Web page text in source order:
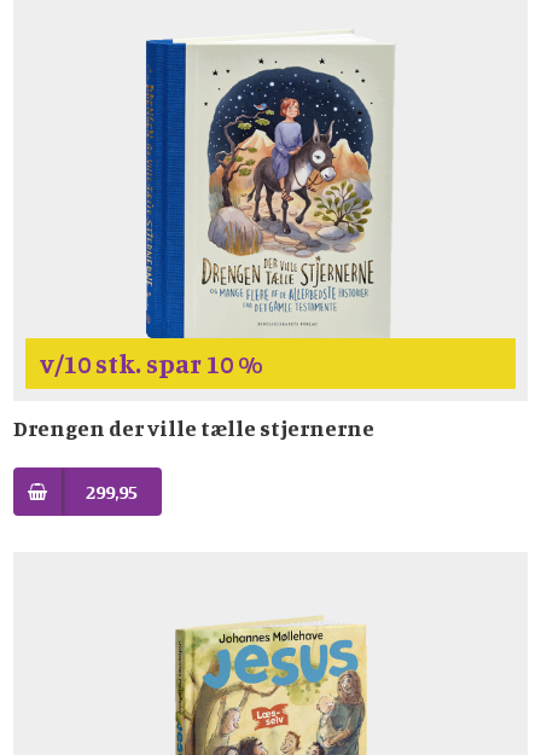
v/10 stk. spar 10 %
Drengen der ville tælle stjernerne
299,95